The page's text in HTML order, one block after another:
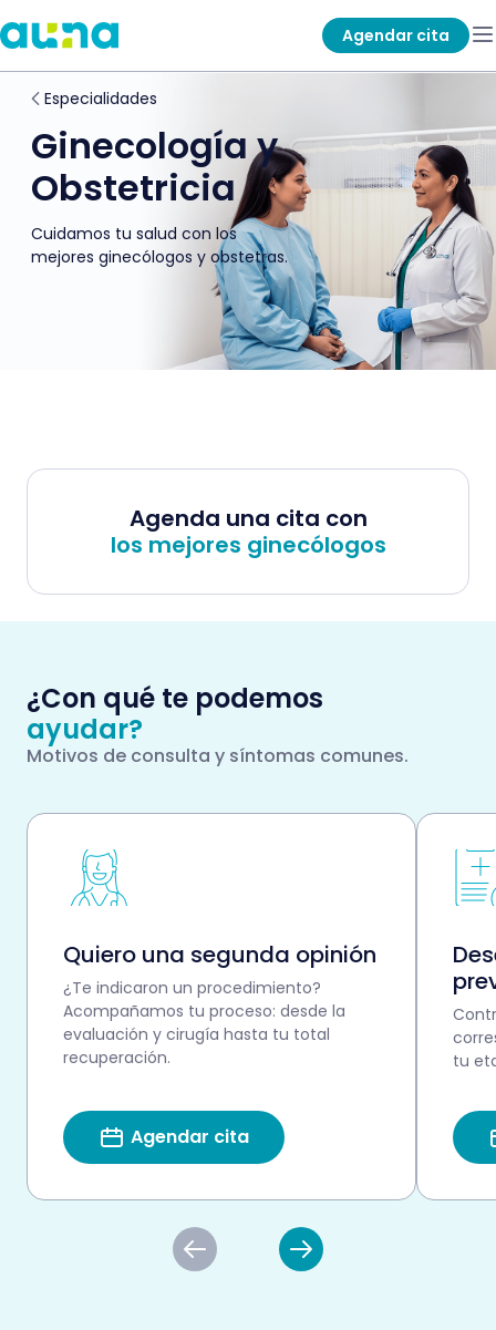
Agendar cita
Especialidades
Ginecología y
Obstetricia
Cuidamos tu salud con los
mejores ginecólogos y obstetras.
Agenda una cita con
los mejores ginecólogos
¿Con qué te podemos
ayudar?
Motivos de consulta y síntomas comunes.
Quiero una segunda opinión
¿Te indicaron un procedimiento?
Acompañamos tu proceso: desde la
evaluación y cirugía hasta tu total
recuperación.
Agendar cita
tu